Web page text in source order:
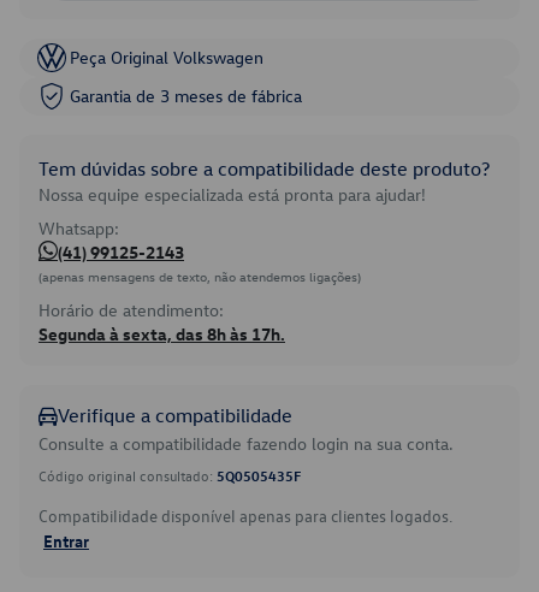
Peça Original Volkswagen
Garantia de 3 meses de fábrica
Tem dúvidas sobre a compatibilidade deste produto?
Nossa equipe especializada está pronta para ajudar!
Whatsapp:
(41) 99125-2143
(apenas mensagens de texto, não atendemos ligações)
Horário de atendimento:
Segunda à sexta, das 8h às 17h.
Verifique a compatibilidade
Consulte a compatibilidade fazendo login na sua conta.
Código original consultado: 5Q0505435F
Compatibilidade disponível apenas para clientes logados.
Entrar